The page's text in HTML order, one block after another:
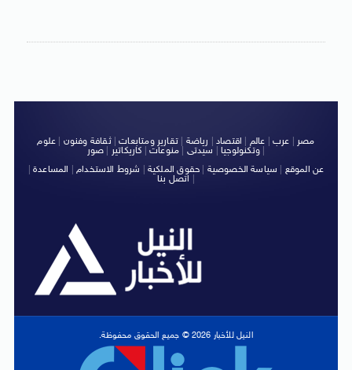
مصر عرب عالم اقتصاد رياضة |تقارير ومتابعات|ثقافة وفنون
علوم
وتكنولوجيا| سيدتى منوعات كاريكاتير صور
|
عن الموقع
سياسة الخصوصية حقوق الملكية شروط الاستخدام| المساعدة|
اتصل بنا
النيل للأخبار 2026 © جميع الحقوق محفوظة.